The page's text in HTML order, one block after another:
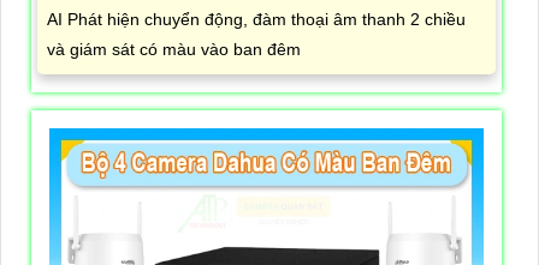
AI Phát hiện chuyển động, đàm thoại âm thanh 2 chiều
và giám sát có màu vào ban đêm